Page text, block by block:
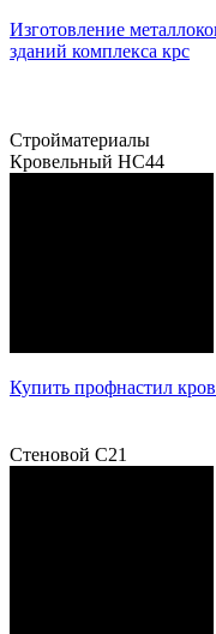
Изготовление
зданий комплекса крс
Стройматериалы
Кровельный НС44
Купить профнастил
Стеновой С21